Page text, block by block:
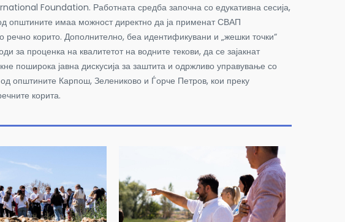
Foundation. Работната средба започна со едукативна сесија,
општините имаа можност директно да ја применат СВАП
корито. Дополнително, беа идентификувани и „жешки точки“
за проценка на квалитетот на водните текови, да се зајакнат
поширока јавна дискусија за заштита и одржливо управување со
општините Карпош, Зелениково и Ѓорче Петров, кои преку
корита.